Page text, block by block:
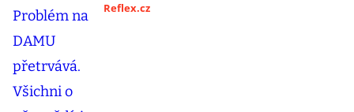
Reflex.cz